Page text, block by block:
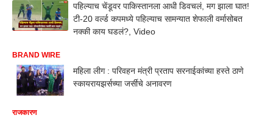
पहिल्याच चेंडूवर पाकिस्तानला आधी डिवचलं, मग झाला घात!
टी-20 वर्ल्ड कपमध्ये पहिल्याच सामन्यात शेफाली वर्मासोबत
नक्की काय घडलं?, Video
BRAND WIRE
महिला लीग : परिवहन मंत्री प्रताप सरनाईकांच्या हस्ते ठाणे
स्कायरायझर्सच्या जर्सीचे अनावरण
राजकारण